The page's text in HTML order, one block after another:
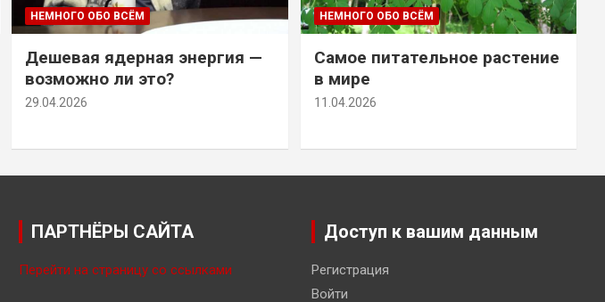
НЕМНОГО ОБО ВСЁМ
Дешевая ядерная энергия —
возможно ли это?
29.04.2026
НЕМНОГО ОБО ВСЁМ
Самое питательное растение
в мире
11.04.2026
ПАРТНЁРЫ САЙТА
Перейти на страницу со ссылками
Доступ к вашим данным
Регистрация
Войти